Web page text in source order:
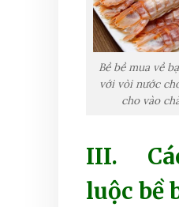
Bề bề mua về
với vòi nước
cho vào
III.
luộc bề